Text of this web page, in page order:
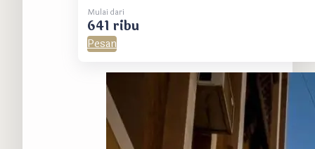
Mulai dari
641 ribu
Pesan